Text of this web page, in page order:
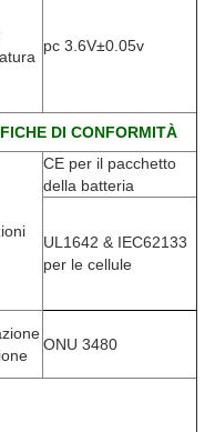
pc 3.6V±0.05v
DI CONFORMITÀ
CE per il pacchetto
della batteria
UL1642 & IEC62133
per le cellule
ONU 3480